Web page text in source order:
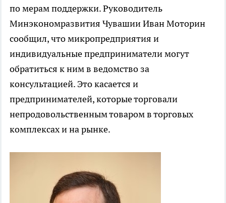
по мерам поддержки. Руководитель
Минэкономразвития Чувашии Иван Моторин
сообщил, что микропредприятия и
индивидуальные предприниматели могут
обратиться к ним в ведомство за
консультацией. Это касается и
предпринимателей, которые торговали
непродовольственным товаром в торговых
комплексах и на рынке.